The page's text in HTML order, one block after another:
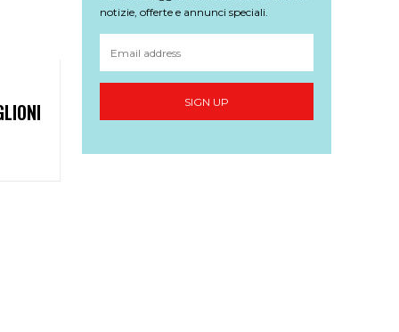
notizie, offerte e annunci speciali.
SIGN UP